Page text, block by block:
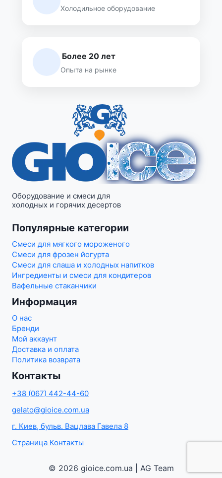
Холодильное оборудование
Более 20 лет
Опыта на рынке
Оборудование и смеси для
холодных и горячих десертов
Популярные категории
Смеси для мягкого мороженого
Смеси для фрозен йогурта
Смеси для слаша и холодных напитков
Ингредиенты и смеси для кондитеров
Вафельные стаканчики
Информация
О нас
Бренди
Мой аккаунт
Доставка и оплата
Политика возврата
Контакты
+38 (067) 442-44-60
gelato@gioice.com.ua
г. Киев, бульв. Вацлава Гавела 8
Страница Контакты
© 2026 gioice.com.ua | AG Team